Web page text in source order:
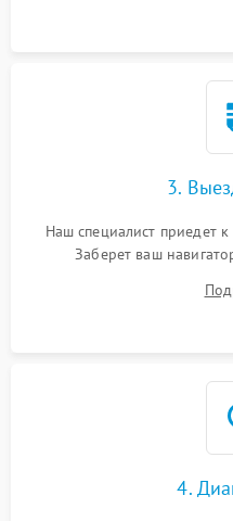
3.
Наш специалист приедет
Заберет ваш
4.